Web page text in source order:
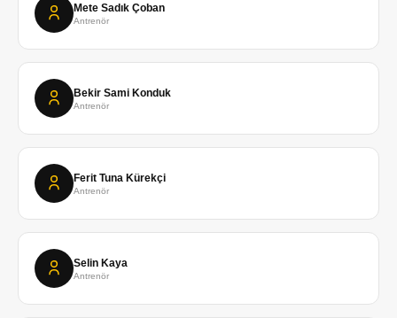
Mete Sadık Çoban
Antrenör
Bekir Sami Konduk
Antrenör
Ferit Tuna Kürekçi
Antrenör
Selin Kaya
Antrenör